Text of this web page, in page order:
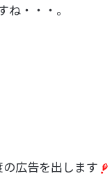
・・・。
広告を出します